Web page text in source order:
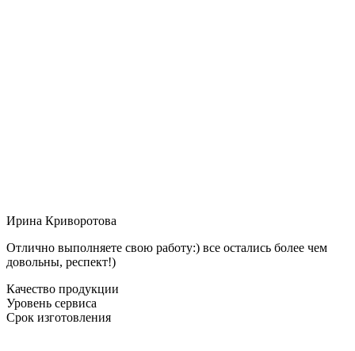
Ирина Криворотова
Отлично выполняете свою работу:) все остались более чем
довольны, респект!)
Качество продукции
Уровень сервиса
Срок изготовления